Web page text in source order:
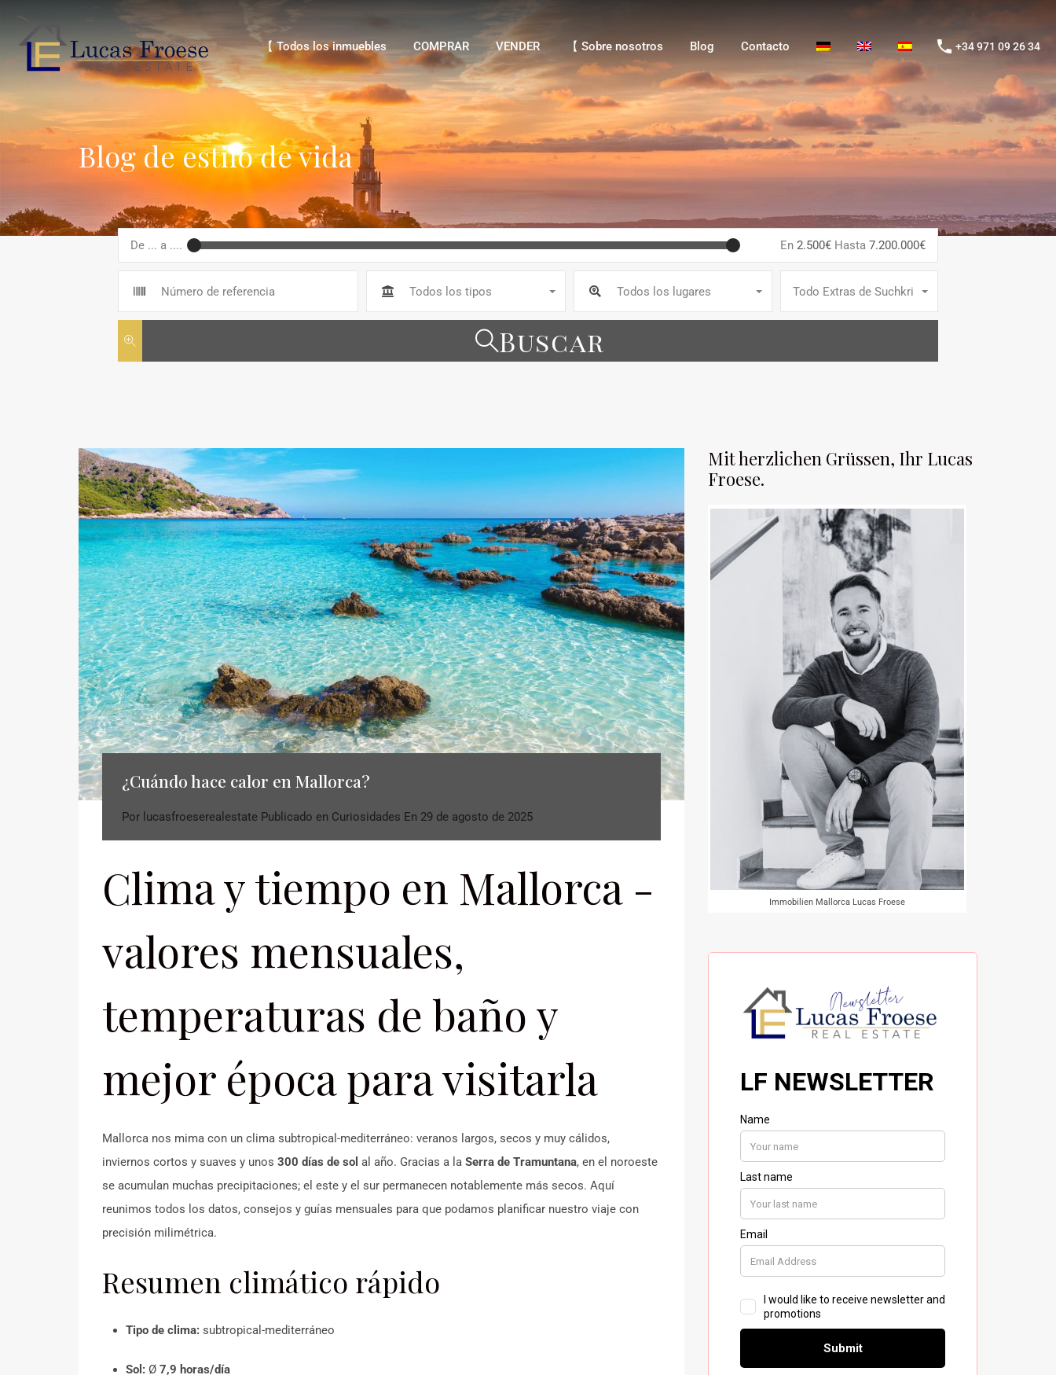
【 Todos los inmuebles VENDER
【 Todos los inmuebles
COMPRAR VENDER 【 Sobre nosotros Blog Contacto +34 971 09 26 34
Blog de estilo de vida
De ... a .... En 2.500€ Hasta 7.200.000€
Todos los tipos Todos los lugares Todo Extras de Suchkriterien
Buscar
¿Cuándo hace calor en Mallorca?
Por lucasfroeserealestate Publicado en Curiosidades En 29 de agosto de 2025
Clima y tiempo en Mallorca -
valores mensuales,
temperaturas de baño y
mejor época para visitarla
Mallorca nos mima con un clima subtropical-mediterráneo: veranos largos, secos y muy cálidos,
inviernos cortos y suaves y unos 300 días de sol al año. Gracias a la Serra de Tramuntana, en el noroeste
se acumulan muchas precipitaciones; el este y el sur permanecen notablemente más secos. Aquí
reunimos todos los datos, consejos y guías mensuales para que podamos planificar nuestro viaje con
precisión milimétrica.
Resumen climático rápido
Tipo de clima: subtropical-mediterráneo
Sol: Ø 7,9 horas/día
Mit herzlichen Grüssen, Ihr Lucas
Froese.
Immobilien Mallorca Lucas Froese